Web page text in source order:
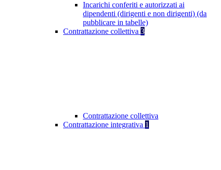
Incarichi conferiti e autorizzati ai
dipendenti (dirigenti e non dirigenti) (da
pubblicare in tabelle)
Contrattazione collettiva 3
Contrattazione collettiva
Contrattazione integrativa 1